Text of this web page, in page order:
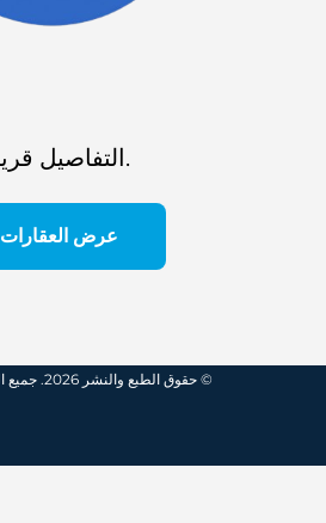
التفاصيل قريباً.
عرض العقارات
© حقوق الطبع والنشر 2026. جميع الحقوق محفوظة.